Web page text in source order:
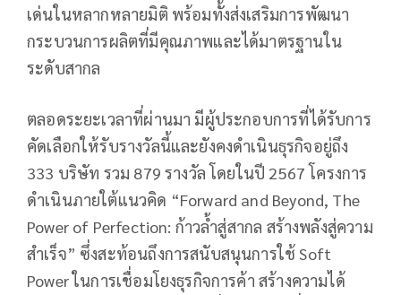
เด่นในหลากหลายมิติ พร้อมทั้งส่งเสริมการพัฒนา
กระบวนการผลิตที่มีคุณภาพและได้มาตรฐานใน
ระดับสากล
ตลอดระยะเวลาที่ผ่านมา มีผู้ประกอบการที่ได้รับการ
คัดเลือกให้รับรางวัลนี้และยังคงดำเนินธุรกิจอยู่ถึง
333 บริษัท รวม 879 รางวัล โดยในปี 2567 โครงการ
ดำเนินภายใต้แนวคิด “Forward and Beyond, The
Power of Perfection: ก้าวล้ำสู่สากล สร้างพลังสู่ความ
สำเร็จ” ซึ่งสะท้อนถึงการสนับสนุนการใช้ Soft
Power ในการเชื่อมโยงธุรกิจการค้า สร้างความได้